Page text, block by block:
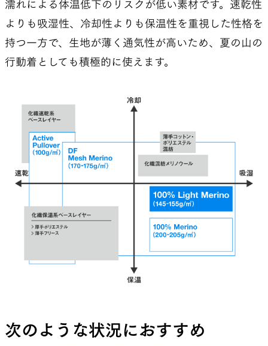
濡れによる体温低下のリスクが低い素材です。速乾性
よりも吸湿性、冷却性よりも保温性を重視した性格を
持つ一方で、生地が薄く通気性が高いため、夏の山の
行動着としても積極的に使えます。
次のような状況におすすめ